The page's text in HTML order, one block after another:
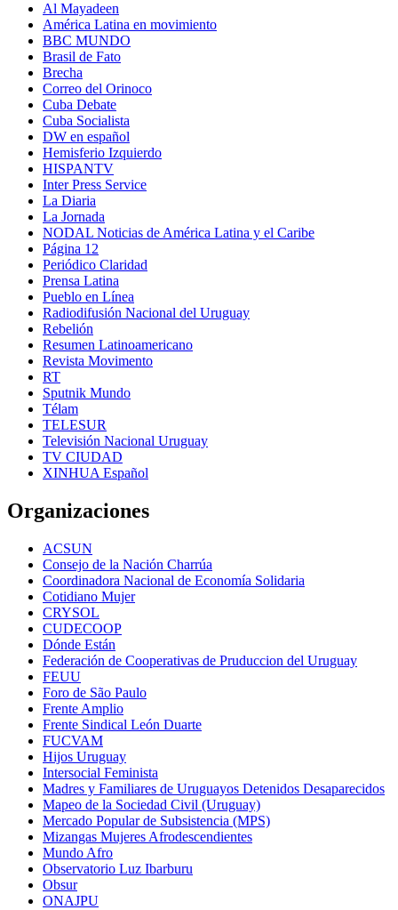
Al Mayadeen
América Latina en movimiento
BBC MUNDO
Brasil de Fato
Brecha
Correo del Orinoco
Cuba Debate
Cuba Socialista
DW en español
Hemisferio Izquierdo
HISPANTV
Inter Press Service
La Diaria
La Jornada
NODAL Noticias de América Latina y el Caribe
Página 12
Periódico Claridad
Prensa Latina
Pueblo en Línea
Radiodifusión Nacional del Uruguay
Rebelión
Resumen Latinoamericano
Revista Movimento
RT
Sputnik Mundo
Télam
TELESUR
Televisión Nacional Uruguay
TV CIUDAD
XINHUA Español
Organizaciones
ACSUN
Consejo de la Nación Charrúa
Coordinadora Nacional de Economía Solidaria
Cotidiano Mujer
CRYSOL
CUDECOOP
Dónde Están
Federación de Cooperativas de Pruduccion del Uruguay
FEUU
Foro de São Paulo
Frente Amplio
Frente Sindical León Duarte
FUCVAM
Hijos Uruguay
Intersocial Feminista
Madres y Familiares de Uruguayos Detenidos Desaparecidos
Mapeo de la Sociedad Civil (Uruguay)
Mercado Popular de Subsistencia (MPS)
Mizangas Mujeres Afrodescendientes
Mundo Afro
Observatorio Luz Ibarburu
Obsur
ONAJPU